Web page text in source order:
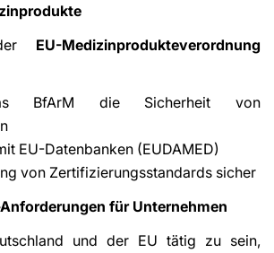
EU-Medizinprodukteverordnung
BfArM die Sicherheit von
EU-Datenbanken (EUDAMED)
von Zertifizierungsstandards sicher
für Unternehmen
und der EU tätig zu sein,